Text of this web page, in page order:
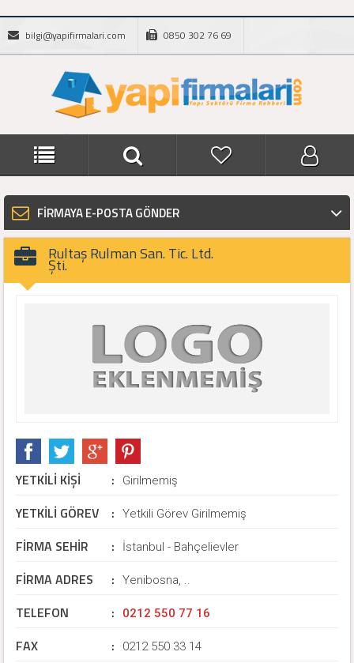
bilgi@yapifirmalari.com 0850 302 76 69
FİRMAYA E-POSTA GÖNDER
Rultaş Rulman San. Tic. Ltd.
Şti.
YETKİLİ KİŞİ : Girilmemiş
YETKİLİ GÖREV : Yetkili Görev Girilmemiş
FİRMA SEHİR : İstanbul - Bahçelievler
FİRMA ADRES : Yenibosna, ..
TELEFON : 0212 550 77 16
FAX : 0212 550 33 14